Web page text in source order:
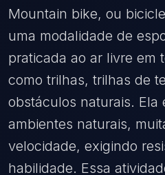
Mountain bike, ou
uma modalidade de
praticada ao ar livre em
como trilhas, trilhas de
obstáculos naturais. Ela
ambientes naturais,
velocidade, exigindo
habilidade. Essa